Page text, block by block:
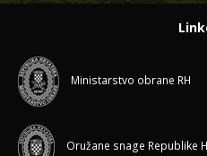
Ministarstvo obrane RH
Oružane snage Republike